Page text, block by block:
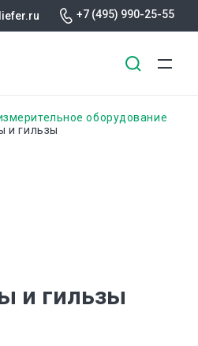
+7 (495) 990-25-55
оборудование
и гильзы
и гильзы